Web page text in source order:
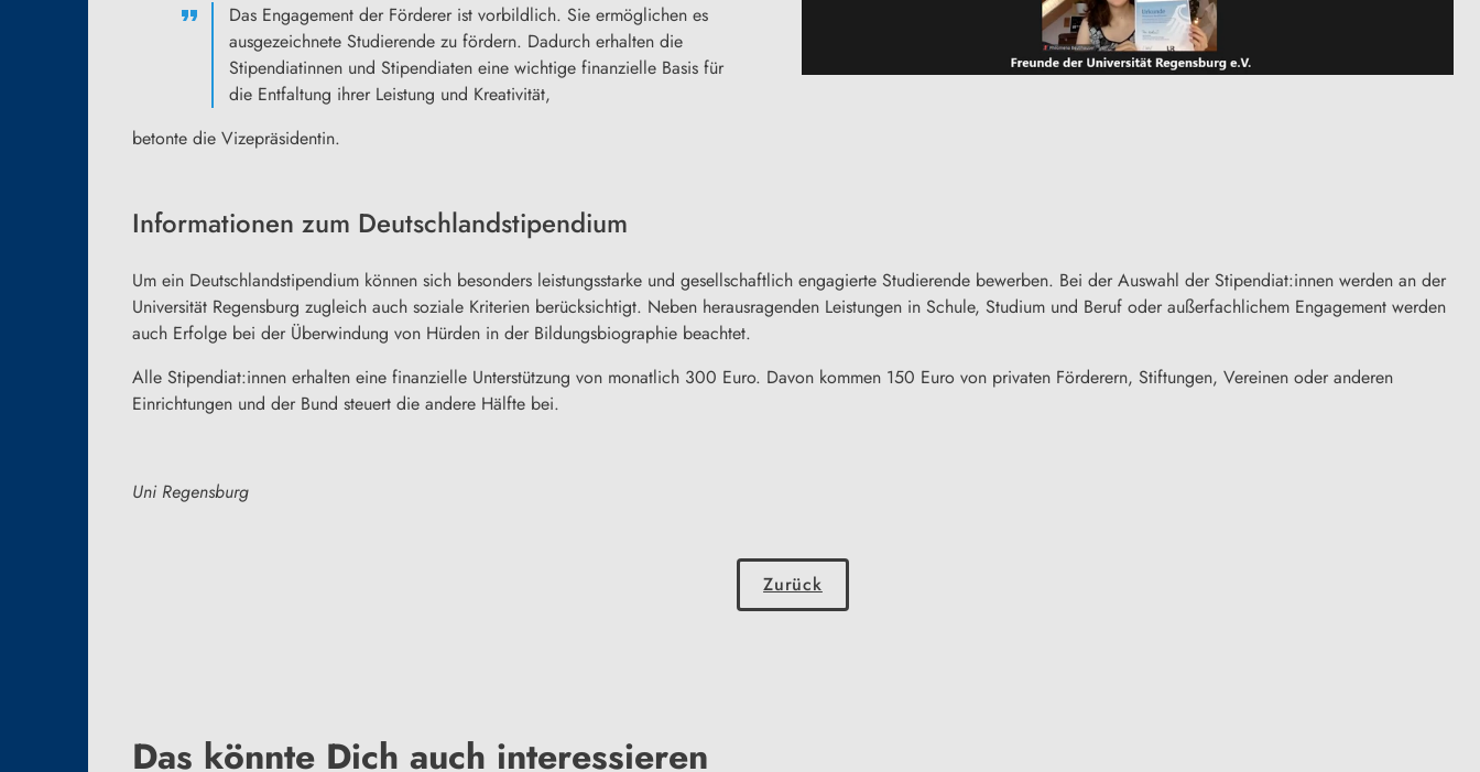
Das Engagement der Förderer ist vorbildlich. Sie ermöglichen es
ausgezeichnete Studierende zu fördern. Dadurch erhalten die
Stipendiatinnen und Stipendiaten eine wichtige finanzielle Basis für
die Entfaltung ihrer Leistung und Kreativität,
betonte die Vizepräsidentin.
Informationen zum Deutschlandstipendium
Um ein Deutschlandstipendium können sich besonders leistungsstarke und gesellschaftlich engagierte Studierende bewerben. Bei der Auswahl der Stipendiat:innen werden an der
Universität Regensburg zugleich auch soziale Kriterien berücksichtigt. Neben herausragenden Leistungen in Schule, Studium und Beruf oder außerfachlichem Engagement werden
auch Erfolge bei der Überwindung von Hürden in der Bildungsbiographie beachtet.
Alle Stipendiat:innen erhalten eine finanzielle Unterstützung von monatlich 300 Euro. Davon kommen 150 Euro von privaten Förderern, Stiftungen, Vereinen oder anderen
Einrichtungen und der Bund steuert die andere Hälfte bei.
Uni Regensburg
Zurück
Das könnte Dich auch interessieren